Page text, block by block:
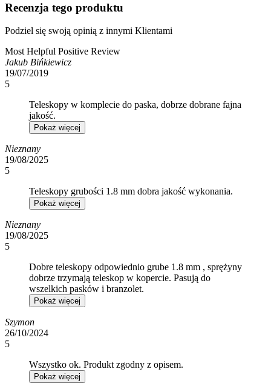
Recenzja tego produktu
Podziel się swoją opinią z innymi Klientami
Most Helpful Positive Review
Jakub Bińkiewicz
19/07/2019
5
Teleskopy w komplecie do paska, dobrze dobrane fajna
jakość.
Pokaż więcej
Nieznany
19/08/2025
5
Teleskopy grubości 1.8 mm dobra jakość wykonania.
Pokaż więcej
Nieznany
19/08/2025
5
Dobre teleskopy odpowiednio grube 1.8 mm , sprężyny
dobrze trzymają teleskop w kopercie. Pasują do
wszelkich pasków i branzolet.
Pokaż więcej
Szymon
26/10/2024
5
Wszystko ok. Produkt zgodny z opisem.
Pokaż więcej